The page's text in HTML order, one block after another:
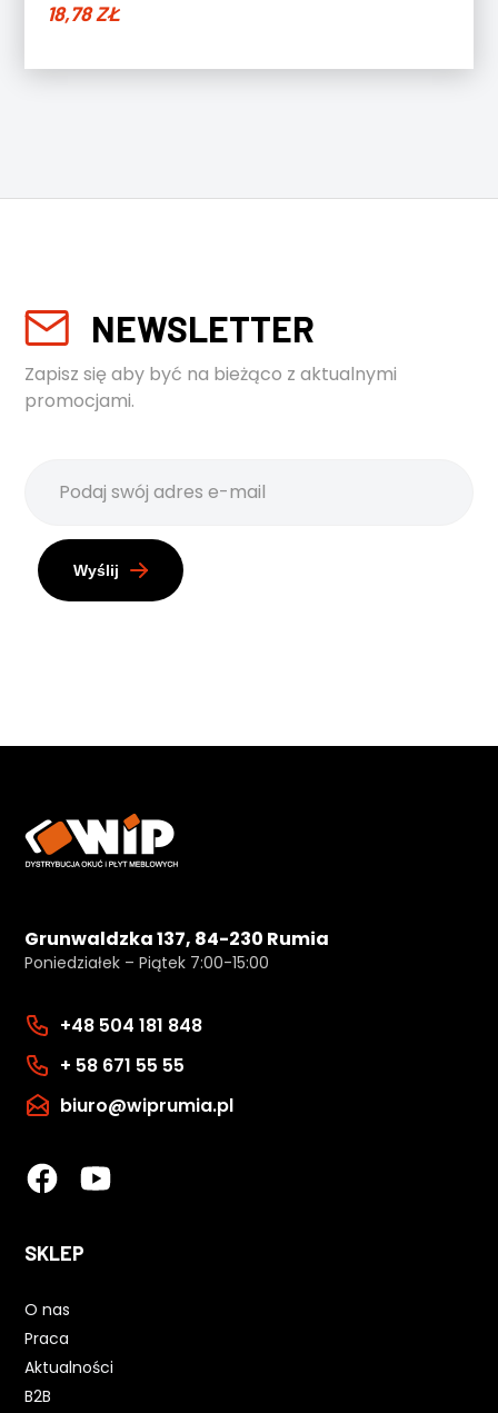
18,78ZŁ
NEWSLETTER
Zapisz się aby być na bieżąco z aktualnymi
promocjami.
Wyślij
Grunwaldzka 137, 84-230 Rumia
Poniedziałek – Piątek 7:00-15:00
+48 504 181 848
+ 58 671 55 55
biuro@wiprumia.pl
SKLEP
O nas
Praca
Aktualności
B2B